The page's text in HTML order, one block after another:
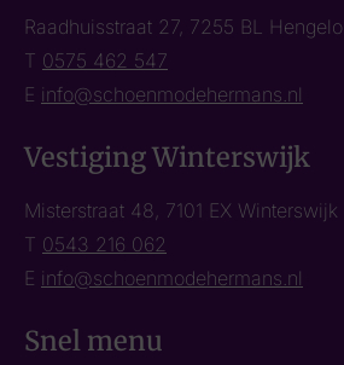
Raadhuisstraat 27, 7255 BL Hengelo
T 0575 462 547
E info@schoenmodehermans.nl
Vestiging Winterswijk
Misterstraat 48, 7101 EX Winterswijk
T 0543 216 062
E info@schoenmodehermans.nl
Snel menu